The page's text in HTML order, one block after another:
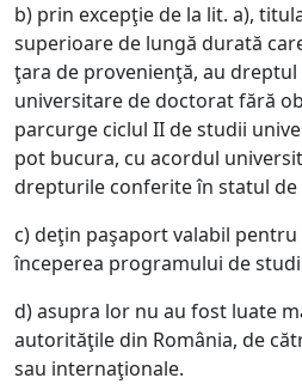
b) prin excepţie de la lit. a),
superioare de lungă durată
ţara de provenienţă, au dreptul
universitare de doctorat fără
parcurge ciclul II de studii
pot bucura, cu acordul
drepturile conferite în statul de
c) deţin paşaport valabil
începerea programului de
d) asupra lor nu au fost luate
autorităţile din România, de
sau internaţionale.